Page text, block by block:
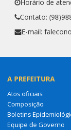
Horário de
Contato:
E-mail:
A PREFEITURA
Atos oficiais
Composição
Boletins
Equipe de Governo